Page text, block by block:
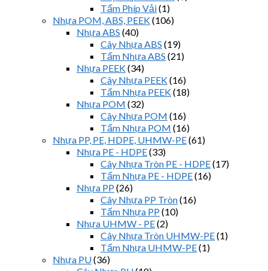
Tấm Phíp Vải(1)
Nhựa POM, ABS, PEEK(106)
Nhựa ABS (40)
Cây Nhựa ABS (19)
Tấm Nhựa ABS (21)
Nhựa PEEK(34)
Cây Nhựa PEEK(16)
Tấm Nhựa PEEK(18)
Nhựa POM (32)
Cây Nhựa POM (16)
Tấm Nhựa POM (16)
Nhựa PP, PE, HDPE, UHMW-PE(61)
Nhựa PE - HDPE(33)
Cây Nhựa Tròn PE - HDPE(17)
Tấm Nhựa PE - HDPE(16)
Nhựa PP (26)
Cây Nhựa PP Tròn(16)
Tấm Nhựa PP (10)
Nhựa UHMW - PE(2)
Cây Nhựa Tròn UHMW-PE(1)
Tấm Nhựa UHMW-PE(1)
Nhựa PU(36)